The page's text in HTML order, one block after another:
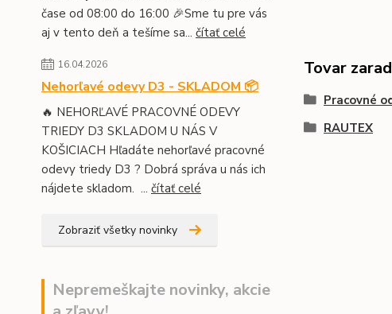
čase od 08:00 do 16:00 🎉Sme tu pre vás
aj v tento deň a tešíme sa... čítať celé
16.04.2026
Nehorľavé odevy D3 - SKLADOM 📦
🔥 NEHORĽAVÉ PRACOVNÉ ODEVY
TRIEDY D3 SKLADOM U NÁS V
KOŠICIACH Hľadáte nehorľavé pracovné
odevy triedy D3 ? Dobrá správa u nás ich
nájdete skladom. ... čítať celé
Zobraziť všetky novinky
Nepremeškajte novinky, akcie
Tovar
Pracovné
RAUTEX